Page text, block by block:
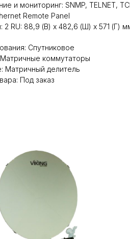
и мониторинг: SNMP, TELNET,
Remote Panel
2 RU: 88,9 (В) х 482,6 (Ш) х 571 (Г)
Спутниковое
Матричные коммутаторы
Матричный делитель
Под заказ